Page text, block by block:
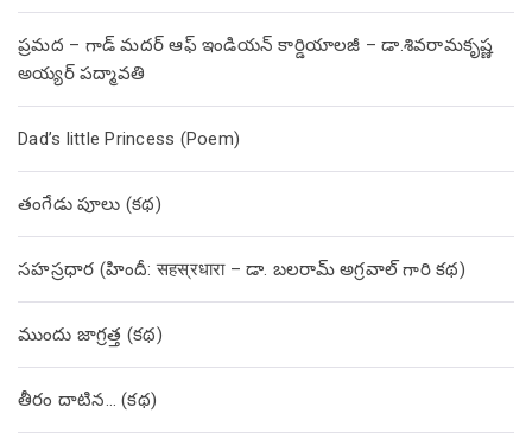
ప్రమద – గాడ్ మదర్ ఆఫ్ ఇండియన్ కార్డియాలజీ – డా.శివరామకృష్ణ
అయ్యర్ పద్మావతి
Dad’s little Princess (Poem)
తంగేడు పూలు (క‌థ‌)
సహస్రధార (హిందీ: सहस्रधारा – డా. బలరామ్ అగ్రవాల్ గారి కథ)
ముందు జాగ్రత్త (క‌థ‌)
తీరం దాటిన… (క‌థ‌)